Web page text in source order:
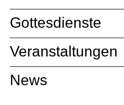
Gottesdienste
Veranstaltungen
News